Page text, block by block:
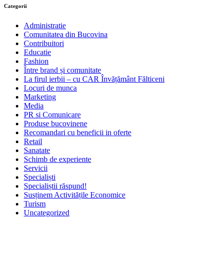
Categorii
Administratie
Comunitatea din Bucovina
Contribuitori
Educatie
Fashion
Între brand și comunitate
La firul ierbii – cu CAR Învățământ Fălticeni
Locuri de munca
Marketing
Media
PR si Comunicare
Produse bucovinene
Recomandari cu beneficii in oferte
Retail
Sanatate
Schimb de experiente
Servicii
Specialiști
Specialiștii răspund!
Susținem Activitățile Economice
Turism
Uncategorized